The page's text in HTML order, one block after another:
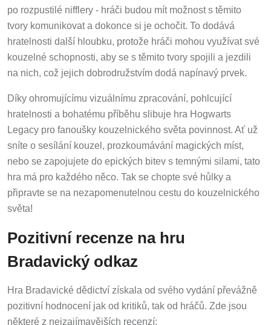
po rozpustilé nifflery - hráči budou mít možnost s těmito
tvory komunikovat a dokonce si je ochočit. To dodává
hratelnosti další hloubku, protože hráči mohou využívat své
kouzelné schopnosti, aby se s těmito tvory spojili a jezdili
na nich, což jejich dobrodružstvím dodá napínavý prvek.
Díky ohromujícímu vizuálnímu zpracování, pohlcující
hratelnosti a bohatému příběhu slibuje hra Hogwarts
Legacy pro fanoušky kouzelnického světa povinnost. Ať už
sníte o sesílání kouzel, prozkoumávání magických míst,
nebo se zapojujete do epických bitev s temnými silami, tato
hra má pro každého něco. Tak se chopte své hůlky a
připravte se na nezapomenutelnou cestu do kouzelnického
světa!
Pozitivní recenze na hru
Bradavický odkaz
Hra Bradavické dědictví získala od svého vydání převážně
pozitivní hodnocení jak od kritiků, tak od hráčů. Zde jsou
některé z nejzajímavějších recenzí: